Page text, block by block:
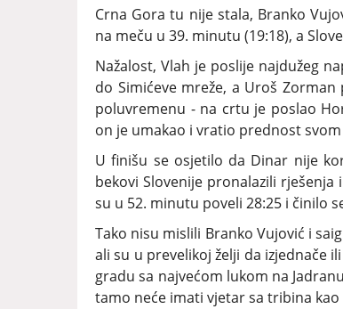
Crna Gora tu nije stala, Branko
na meču u 39. minutu (19:18), a
Nažalost, Vlah je poslije najdužeg
do Simićeve mreže, a Uroš
poluvremenu - na crtu je poslao
on je umakao i vratio prednost
U finišu se osjetilo da Dinar nije
bekovi Slovenije pronalazili
su u 52. minutu poveli 28:25 i činilo
Tako nisu mislili Branko Vujović i
ali su u prevelikoj želji da izjednače
gradu sa najvećom lukom na
tamo neće imati vjetar sa tribina kao